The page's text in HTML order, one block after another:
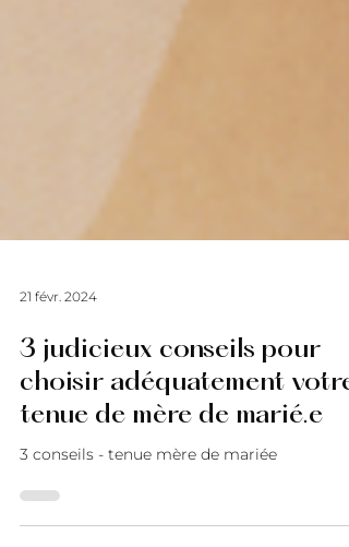
21 févr. 2024
3 judicieux conseils pour
choisir adéquatement votre
tenue de mère de marié.e
3 conseils - tenue mère de mariée